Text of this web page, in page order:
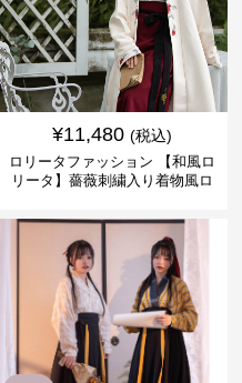
¥11,480 (税込)
ロリータファッション 【和風ロ
リータ】薔薇刺繍入り着物風ロ